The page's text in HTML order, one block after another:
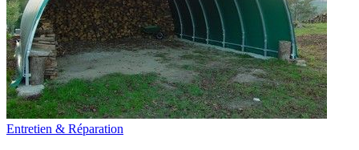
Entretien & Réparation